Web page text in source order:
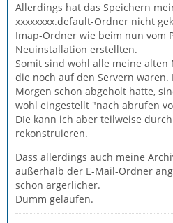
Allerdings hat das Speichern
xxxxxxxx.default-Ordner nicht
Imap-Ordner wie beim nun vom
Neuinstallation erstellten.
Somit sind wohl alle meine alten
die noch auf den Servern waren.
Morgen schon abgeholt hatte,
wohl eingestellt "nach abrufen
DIe kann ich aber teilweise
rekonstruieren.
Dass allerdings auch meine
außerhalb der E-Mail-Ordner
schon ärgerlicher.
Dumm gelaufen.